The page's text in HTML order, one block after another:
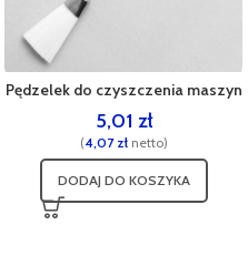
Pędzelek do czyszczenia maszyn
5,01 zł
(4,07 złnetto)
DODAJ DO KOSZYKA